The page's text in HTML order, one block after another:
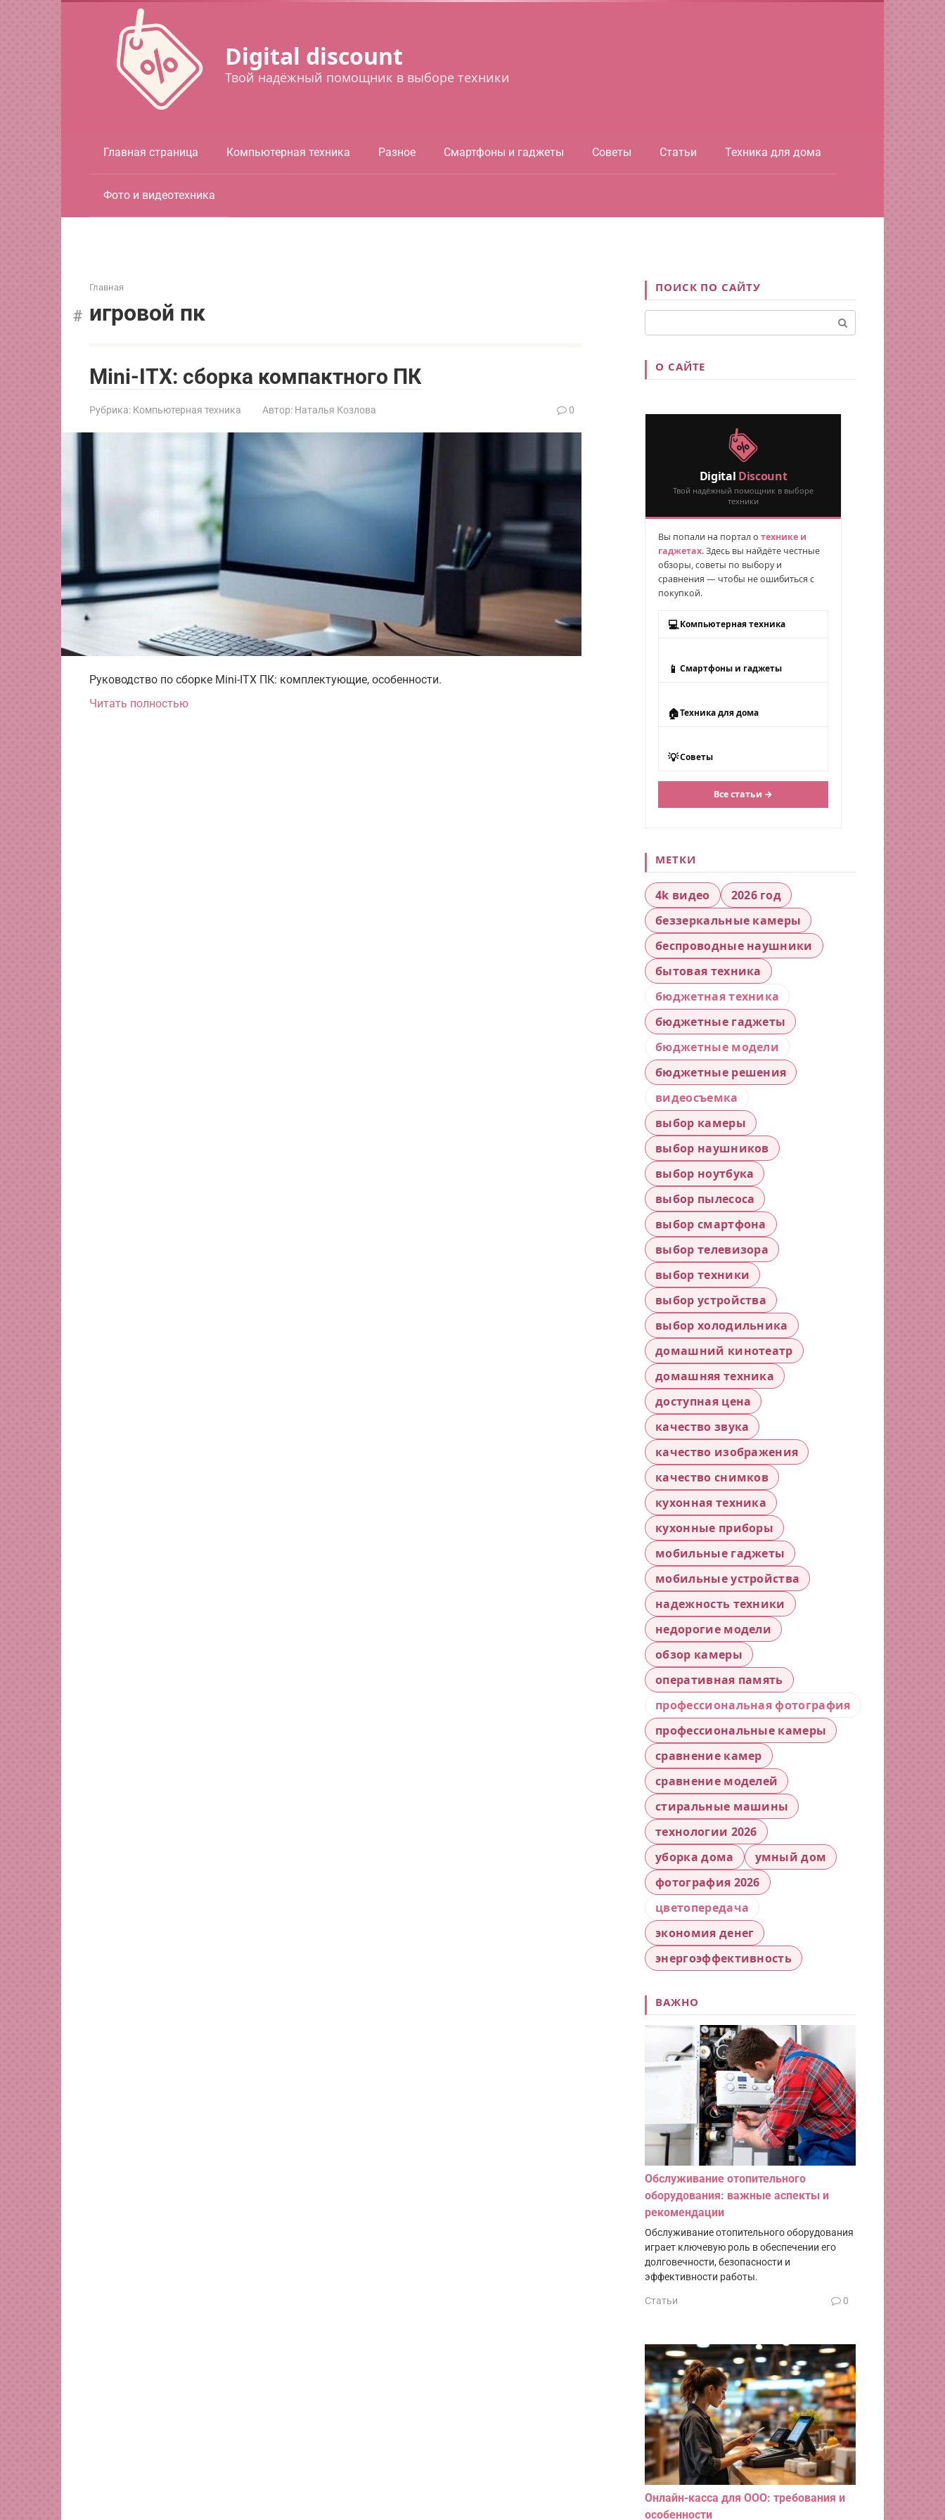
Digital discount
Твой надёжный помощник в выборе техники
Главная страница Компьютерная техника Разное Смартфоны и гаджеты Советы Статьи Техника для дома
Фото и видеотехника
Главная
игровой пк
Mini-ITX: сборка компактного ПК
Рубрика: Компьютерная техника Автор: Наталья Козлова 0
Руководство по сборке Mini-ITX ПК: комплектующие, особенности.
Читать полностью
ПОИСК ПО САЙТУ
О САЙТЕ
Digital Discount
Твой надёжный помощник в выборе
техники
Вы попали на портал о технике и
гаджетах. Здесь вы найдёте честные
обзоры, советы по выбору и
сравнения — чтобы не ошибиться с
покупкой.
💻 Компьютерная техника
📱 Смартфоны и гаджеты
🏠Техника для дома
💡Советы
Все статьи →
МЕТКИ
4k видео
2026 год
беззеркальные камеры
беспроводные наушники
бытовая техника
бюджетная техника
бюджетные гаджеты
бюджетные модели
бюджетные решения
видеосъемка
выбор камеры
выбор наушников
выбор ноутбука
выбор пылесоса
выбор смартфона
выбор телевизора
выбор техники
выбор устройства
выбор холодильника
домашний кинотеатр
домашняя техника
доступная цена
качество звука
качество изображения
качество снимков
кухонная техника
кухонные приборы
мобильные гаджеты
мобильные устройства
надежность техники
недорогие модели
обзор камеры
оперативная память
профессиональная фотография
профессиональные камеры
сравнение камер
сравнение моделей
стиральные машины
технологии 2026
уборка дома
умный дом
фотография 2026
цветопередача
экономия денег
энергоэффективность
ВАЖНО
Обслуживание отопительного
оборудования: важные аспекты и
рекомендации
Обслуживание отопительного оборудования
играет ключевую роль в обеспечении его
долговечности, безопасности и
эффективности работы.
Статьи 0
Онлайн-касса для ООО: требования и
особенности